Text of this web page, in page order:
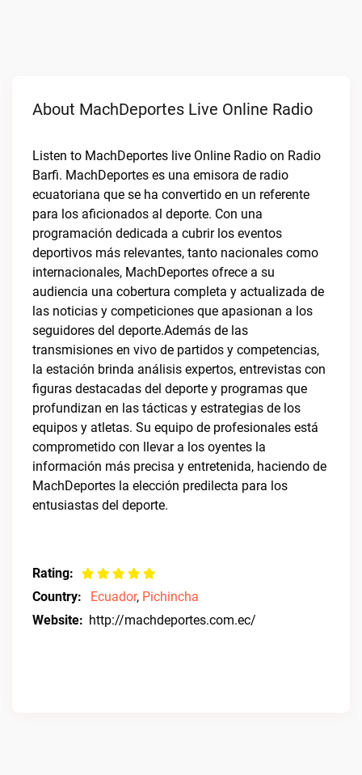
About MachDeportes Live Online Radio
Listen to MachDeportes live Online Radio on Radio
Barfi. MachDeportes es una emisora de radio
ecuatoriana que se ha convertido en un referente
para los aficionados al deporte. Con una
programación dedicada a cubrir los eventos
deportivos más relevantes, tanto nacionales como
internacionales, MachDeportes ofrece a su
audiencia una cobertura completa y actualizada de
las noticias y competiciones que apasionan a los
seguidores del deporte.Además de las
transmisiones en vivo de partidos y competencias,
la estación brinda análisis expertos, entrevistas con
figuras destacadas del deporte y programas que
profundizan en las tácticas y estrategias de los
equipos y atletas. Su equipo de profesionales está
comprometido con llevar a los oyentes la
información más precisa y entretenida, haciendo de
MachDeportes la elección predilecta para los
entusiastas del deporte.
Rating:
Country:
Ecuador, Pichincha
Website: http://machdeportes.com.ec/